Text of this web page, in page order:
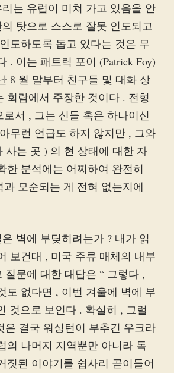
는 유럽이 미쳐 가고 있음을 안
탓으로 스스로 잘못 인도되고
도하도록 돕고 있다는 것은 무
. 이는 패트릭 포이 (Patrick Foy)
8 월 말부터 친구들 및 대화 상
회람에서 주장한 것이다 . 전형
서 , 그는 신들 혹은 하나이신
무런 언급도 하지 않지만 , 그와
사는 곳 ) 의 현 상태에 대한 자
한 분석에는 어찌하여 완전히
모순되는 게 전혀 없는지에
벽에 부딪히려는가 ? 내가 읽
보건대 , 미국 주류 매체의 내부
질문에 대한 대답은 “ 그렇다 ,
도 없다면 , 이번 겨울에 벽에 부
것으로 보인다 . 확실히 , 그럴
은 결국 워싱턴이 부추긴 우크라
의 나머지 지역뿐만 아니라 독
짓된 이야기를 쉽사리 곧이들어